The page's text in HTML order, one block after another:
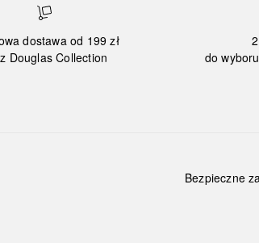
dostawa od 199 zł
Douglas Collection
do
Bezpieczne